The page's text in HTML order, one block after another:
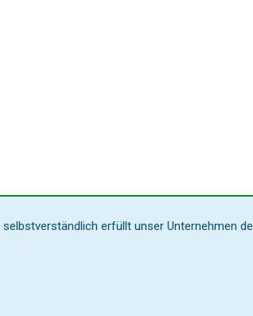
erfüllt unser Unternehmen